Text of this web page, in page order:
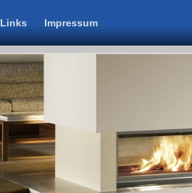
Links Impressum